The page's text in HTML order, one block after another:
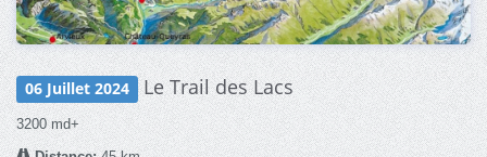
06 Juillet 2024 Le Trail des Lacs
3200 md+